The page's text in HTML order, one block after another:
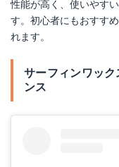
性能が高く、使いやす
す。初心者にもおすす
れます。
サーフィンワッ
ンス